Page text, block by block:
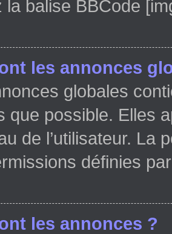
la balise BBCode
les annonces
globales
que possible. Elles
de l’utilisateur. La
définies
les annonces ?